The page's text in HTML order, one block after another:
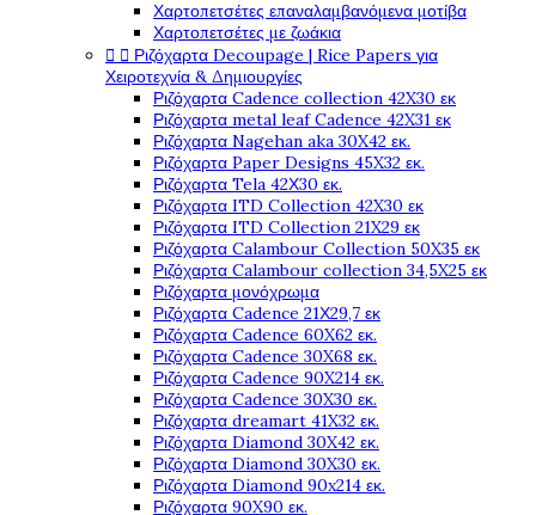
Χαρτοπετσέτες επαναλαμβανόμενα μοτίβα
Χαρτοπετσέτες με ζωάκια
  Ριζόχαρτα Decoupage | Rice Papers για
Χειροτεχνία & Δημιουργίες
Ριζόχαρτα Cadence collection 42X30 εκ
Ριζόχαρτα metal leaf Cadence 42X31 εκ
Ριζόχαρτα Nagehan aka 30X42 εκ.
Ριζόχαρτα Paper Designs 45X32 εκ.
Ριζόχαρτα Tela 42Χ30 εκ.
Ριζόχαρτα ITD Collection 42X30 εκ
Ριζόχαρτα ITD Collection 21X29 εκ
Ριζόχαρτα Calambour Collection 50X35 εκ
Ριζόχαρτα Calambour collection 34,5X25 εκ
Ριζόχαρτα μονόχρωμα
Ριζόχαρτα Cadence 21Χ29,7 εκ
Ριζόχαρτα Cadence 60X62 εκ.
Ριζόχαρτα Cadence 30X68 εκ.
Ριζόχαρτα Cadence 90X214 εκ.
Ριζόχαρτα Cadence 30X30 εκ.
Ριζόχαρτα dreamart 41X32 εκ.
Ριζόχαρτα Diamond 30X42 εκ.
Ριζόχαρτα Diamond 30X30 εκ.
Ριζόχαρτα Diamond 90x214 εκ.
Ριζόχαρτα 90X90 εκ.